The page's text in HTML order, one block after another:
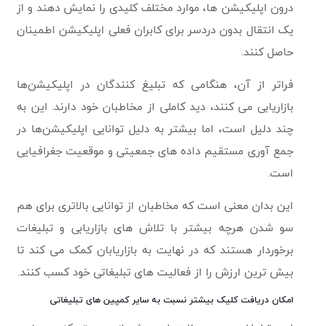
درون اپلیکیشن ها، موارد مختلف کلیدی را نمایش دهند و از
یک انتقال بدون دردسر برای کابران فعلی اپلیکیشن اطمینان
حاصل کنند.
فراتر از آن، هنگامی که تبلیغ کنندگان در اپلیکیشن‌ها
بازاریابی می کنند، دید کاملی از مخاطبان خود دارند. این به
چند دلیل است، اما بیشتر به دلیل توانایی اپلیکیشن‌ها در
جمع آوری مستقیم داده های جمعیتی و موقعیت جغرافیایی
است.
این بدان معنی است که مخاطبان از توانایی بالاتری برای هم
سو شدن هرچه بیشتر با تلاش های بازاریابی و تبلیغات
برخوردار هستند که در نهایت به بازاریابان کمک می کند تا
بیش ترین ارزش را از فعالیت های تبلیغاتی خود کسب کنند.
امکان دریافت کلیک بیشتر نسبت به سایر کمپین های تبلیغاتی